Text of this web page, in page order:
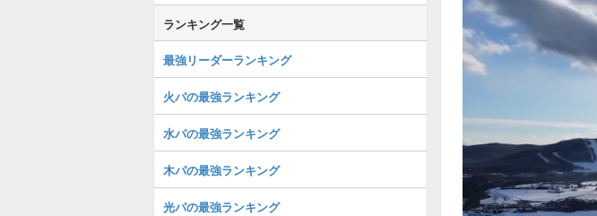
ランキング一覧
最強リーダーランキング
火パの最強ランキング
水パの最強ランキング
木パの最強ランキング
光パの最強ランキング